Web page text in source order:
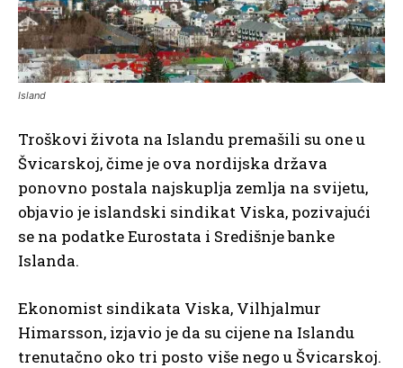
Island
Troškovi života na Islandu premašili su one u
Švicarskoj, čime je ova nordijska država
ponovno postala najskuplja zemlja na svijetu,
objavio je islandski sindikat Viska, pozivajući
se na podatke Eurostata i Središnje banke
Islanda.
Ekonomist sindikata Viska, Vilhjalmur
Himarsson, izjavio je da su cijene na Islandu
trenutačno oko tri posto više nego u Švicarskoj.